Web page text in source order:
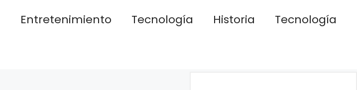
Entretenimiento Tecnología Historia
Tecnología